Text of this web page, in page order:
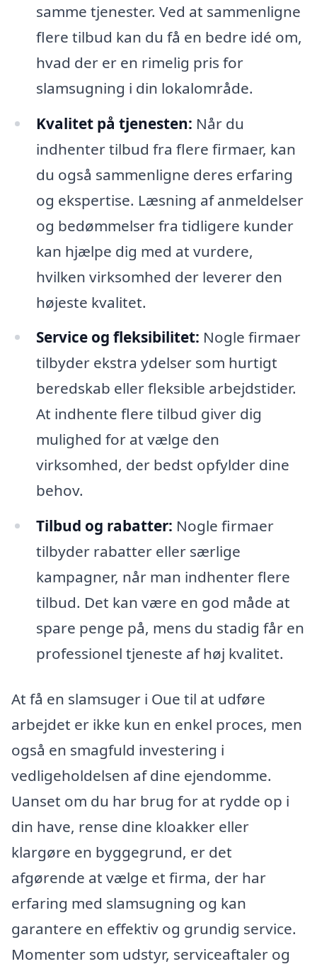
samme tjenester. Ved at sammenligne
flere tilbud kan du få en bedre idé om,
hvad der er en rimelig pris for
slamsugning i din lokalområde.
Kvalitet på tjenesten: Når du
indhenter tilbud fra flere firmaer, kan
du også sammenligne deres erfaring
og ekspertise. Læsning af anmeldelser
og bedømmelser fra tidligere kunder
kan hjælpe dig med at vurdere,
hvilken virksomhed der leverer den
højeste kvalitet.
Service og fleksibilitet: Nogle firmaer
tilbyder ekstra ydelser som hurtigt
beredskab eller fleksible arbejdstider.
At indhente flere tilbud giver dig
mulighed for at vælge den
virksomhed, der bedst opfylder dine
behov.
Tilbud og rabatter: Nogle firmaer
tilbyder rabatter eller særlige
kampagner, når man indhenter flere
tilbud. Det kan være en god måde at
spare penge på, mens du stadig får en
professionel tjeneste af høj kvalitet.
At få en slamsuger i Oue til at udføre
arbejdet er ikke kun en enkel proces, men
også en smagfuld investering i
vedligeholdelsen af dine ejendomme.
Uanset om du har brug for at rydde op i
din have, rense dine kloakker eller
klargøre en byggegrund, er det
afgørende at vælge et firma, der har
erfaring med slamsugning og kan
garantere en effektiv og grundig service.
Momenter som udstyr, serviceaftaler og